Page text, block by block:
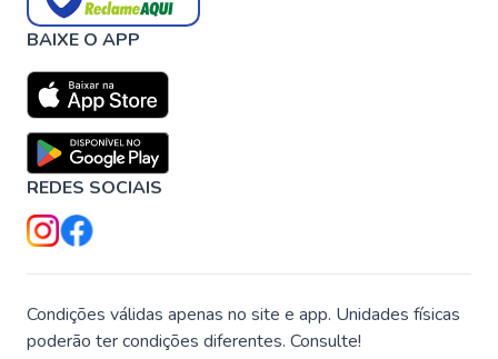
BAIXE O APP
REDES SOCIAIS
Condições válidas apenas no site e app. Unidades físicas
poderão ter condições diferentes. Consulte!